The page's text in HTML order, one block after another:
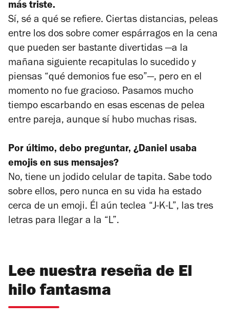
más triste.
Sí, sé a qué se refiere. Ciertas distancias, peleas
entre los dos sobre comer espárragos en la cena
que pueden ser bastante divertidas —a la
mañana siguiente recapitulas lo sucedido y
piensas “qué demonios fue eso”—, pero en el
momento no fue gracioso. Pasamos mucho
tiempo escarbando en esas escenas de pelea
entre pareja, aunque sí hubo muchas risas.
Por último, debo preguntar, ¿Daniel usaba
emojis en sus mensajes?
No, tiene un jodido celular de tapita. Sabe todo
sobre ellos, pero nunca en su vida ha estado
cerca de un emoji. Él aún teclea “J-K-L”, las tres
letras para llegar a la “L”.
Lee nuestra reseña de El
hilo fantasma